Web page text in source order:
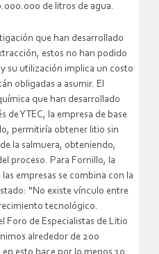
de litros de agua.
que han desarrollado
estos no han podido
su utilización implica un costo
obligadas a asumir. El
que han desarrollado
de YTEC, la empresa de base
permitiría obtener litio sin
la salmuera, obteniendo,
proceso. Para Fornillo, la
empresas se combina con la
“No existe vínculo entre
tecnológico.
Foro de Especialistas de Litio
alrededor de 200
esto hace por lo menos 10